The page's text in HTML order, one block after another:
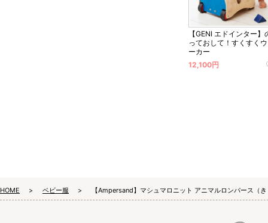
【GENI エドインター】
っておして！すくすく
ーカー
12,100円
HOME ベビー服 【Ampersand】マシュマロニット アニマルロンパース（